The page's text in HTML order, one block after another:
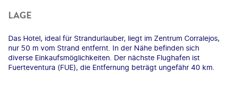
LAGE
Das Hotel, ideal für Strandurlauber, liegt im Zentrum Corralejos,
nur 50 m vom Strand entfernt. In der Nähe befinden sich
diverse Einkaufsmöglichkeiten. Der nächste Flughafen ist
Fuerteventura (FUE), die Entfernung beträgt ungefähr 40 km.